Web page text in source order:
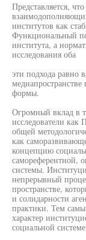
Представляется,
институтов как
Функциональный
института, а
исследования оба
эти подхода
формы.
Огромный вклад в
исследователи
общей
как
концепцию
самореферентной,
системы.
непрерывный
пространстве,
и солидарности
практики. Тем
характер
социальной